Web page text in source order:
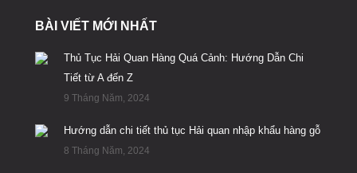
BÀI VIẾT MỚI NHẤT
Thủ Tục Hải Quan Hàng Quá Cảnh: Hướng Dẫn Chi
Tiết từ A đến Z
9 Tháng Năm, 2024
Hướng dẫn chi tiết thủ tục Hải quan nhập khẩu hàng gỗ
8 Tháng Năm, 2024